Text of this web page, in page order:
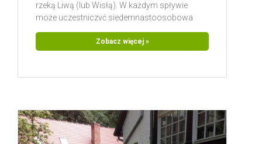
rzeką Liwą (lub Wisłą). W każdym spływie
może uczestniczyć siedemnastoosobowa
fizycznego z relaksem oraz integracją z
będzie czuwał ratownik. Zapewniamy
Zobacz więcej »